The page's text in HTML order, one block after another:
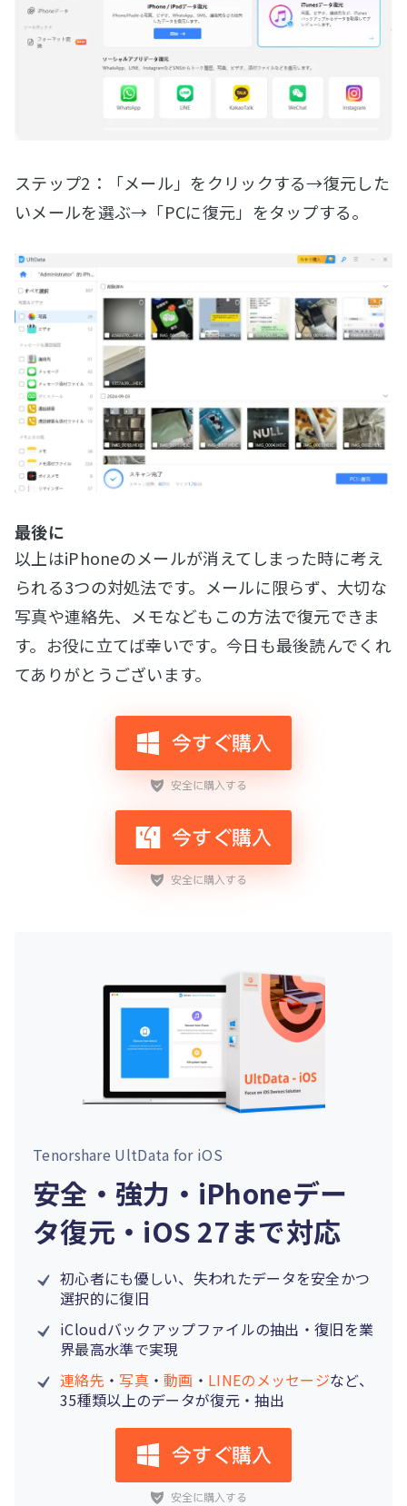
ステップ2：「メール」をクリックする→復元した
いメールを選ぶ→「PCに復元」をタップする。
最後に
以上はiPhoneのメールが消えてしまった時に考え
られる3つの対処法です。メールに限らず、大切な
写真や連絡先、メモなどもこの方法で復元できま
す。お役に立てば幸いです。今日も最後読んでくれ
てありがとうございます。
Tenorshare UltData for iOS
安全・強力・iPhoneデー
タ復元・iOS 27まで対応
初心者にも優しい、失われたデータを安全かつ
選択的に復旧
iCloudバックアップファイルの抽出・復旧を業
界最高水準で実現
連絡先 ・写真・動画 ・ LINEのメッセージなど、
35種類以上のデータが復元・抽出